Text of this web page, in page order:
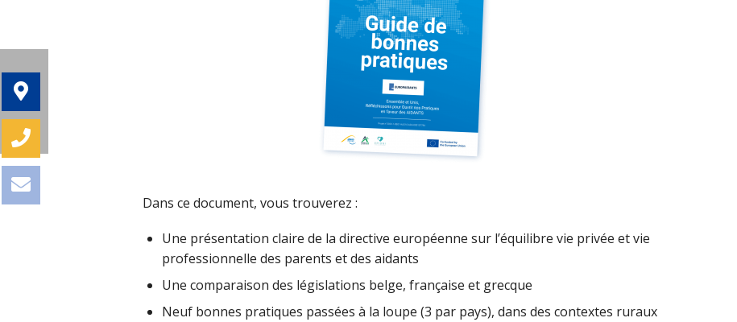
Dans ce document, vous trouverez :
Une présentation claire de la directive européenne sur l’équilibre vie privée et vie
professionnelle des parents et des aidants
Une comparaison des législations belge, française et grecque
Neuf bonnes pratiques passées à la loupe (3 par pays), dans des contextes ruraux